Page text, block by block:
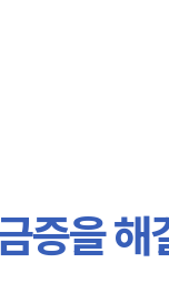
증을 해